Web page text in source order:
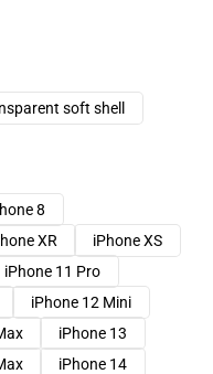
soft shell
8
XR
iPhone XS
iPhone 11 Pro
iPhone 12 Mini
iPhone 13
iPhone 14